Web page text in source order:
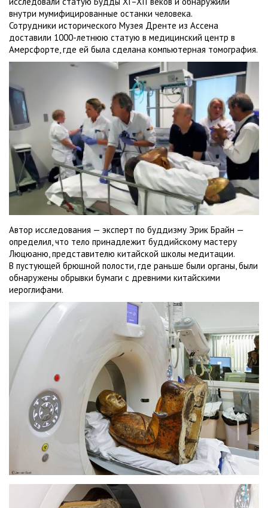
внутри мумифицированные останки человека.
Сотрудники исторического Музея Дренте из Ассена
доставили 1000-летнюю статую в медицинский центр в
Амерсфорте, где ей была сделана компьютерная томография.
Автор исследования — эксперт по буддизму Эрик Брайн —
определил, что тело принадлежит буддийскому мастеру
Люцюаню, представителю китайской школы медитации.
В пустующей брюшной полости, где раньше были органы, были
обнаружены обрывки бумаги с древними китайскими
иероглифами.